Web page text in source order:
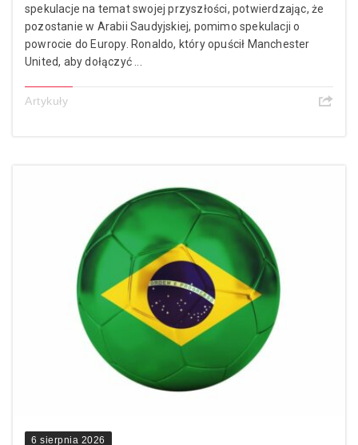
spekulacje na temat swojej przyszłości, potwierdzając, że
pozostanie w Arabii Saudyjskiej, pomimo spekulacji o
powrocie do Europy. Ronaldo, który opuścił Manchester
United, aby dołączyć ...
Artykuły
6 sierpnia 2026